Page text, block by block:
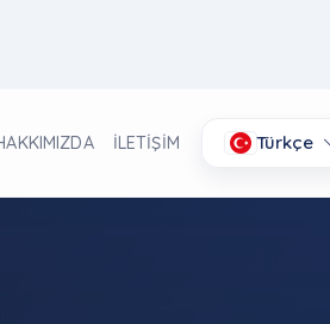
İLETİŞİM Türkçe